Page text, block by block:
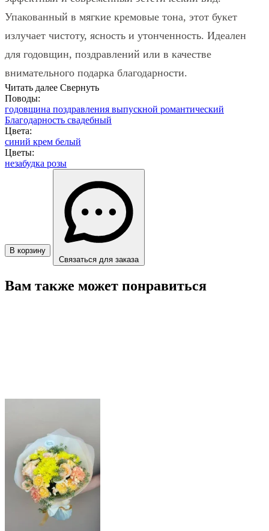
Упакованный в мягкие кремовые тона, этот букет
излучает чистоту, ясность и утонченность. Идеален
для годовщин, поздравлений или в качестве
внимательного подарка благодарности.
Читать далее Свернуть
Поводы:
годовщина поздравления выпускной романтический
Благодарность свадебный
Цвета:
синий крем белый
Цветы:
незабудка розы
В корзину
Связаться для заказа
Вам также может понравиться